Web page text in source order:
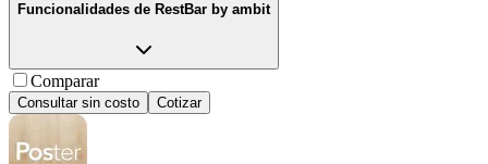
Funcionalidades de RestBar by ambit
Comparar
Consultar sin costo Cotizar